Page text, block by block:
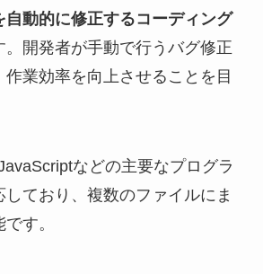
自動的に修正するコーディング
。開発者が手動で行うバグ修正
業効率を向上させることを目
などの主要なプログラ
しており、複数のファイルにま
す。